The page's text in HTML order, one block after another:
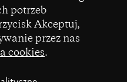
potrzeb
Akceptuj,
przez nas
cookies.
Wyższego na